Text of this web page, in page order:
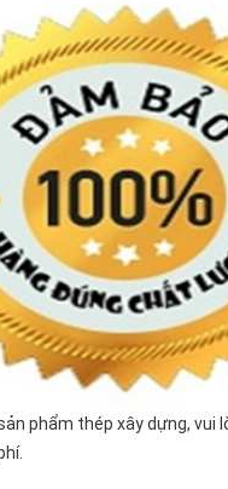
phẩm thép xây dựng, vui